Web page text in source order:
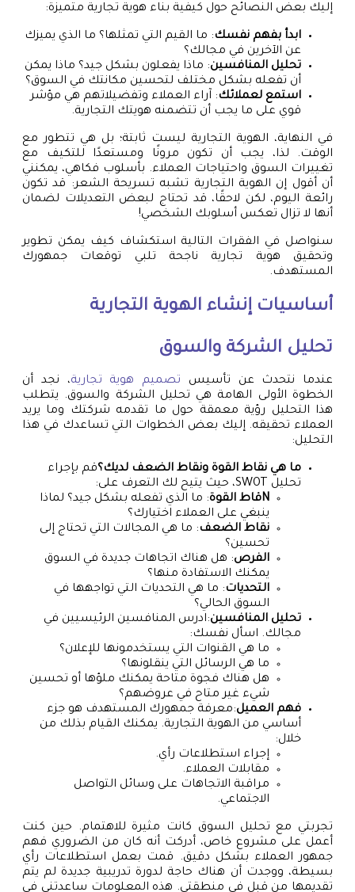
إليك بعض النصائح حول كيفية بناء هوية تجارية متميزة:
ابدأ بفهم نفسك: ما القيم التي تمثلها؟ ما الذي يميزك
عن الآخرين في مجالك؟
تحليل المنافسين: ماذا يفعلون بشكل جيد؟ ماذا يمكن
أن تفعله بشكل مختلف لتحسين مكانتك في السوق؟
استمع لعملائك: آراء العملاء وتفضيلاتهم هي مؤشر
قوي على ما يجب أن تتضمنه هويتك التجارية.
في النهاية، الهوية التجارية ليست ثابتة؛ بل هي تتطور مع
الوقت. لذا، يجب أن تكون مرونًا ومستعدًا للتكيف مع
تغييرات السوق واحتياجات العملاء. بأسلوب فكاهي، يمكنني
أن أقول إن الهوية التجارية تشبه تسريحة الشعر: قد تكون
رائعة اليوم، لكن لاحقًا، قد تحتاج لبعض التعديلات لضمان
أنها لا تزال تعكس أسلوبك الشخصي!
سنواصل في الفقرات التالية استكشاف كيف يمكن تطوير
وتحقيق هوية تجارية ناجحة تلبي توقعات جمهورك
المستهدف.
أساسيات إنشاء الهوية التجارية
تحليل الشركة والسوق
عندما نتحدث عن تأسيس تصميم هوية تجارية، نجد أن
الخطوة الأولى الهامة هي تحليل الشركة والسوق. يتطلب
هذا التحليل رؤية معمقة حول ما تقدمه شركتك وما يريد
العملاء تحقيقه. إليك بعض الخطوات التي تساعدك في هذا
التحليل:
ما هي نقاط القوة ونقاط الضعف لديك؟قم بإجراء
تحليل SWOT، حيث يتيح لك التعرف على:
Nقاط القوة
: ما الذي تفعله بشكل جيد؟ لماذا
ينبغي على العملاء اختيارك؟
نقاط الضعف: ما هي المجالات التي تحتاج إلى
تحسين؟
الفرص: هل هناك اتجاهات جديدة في السوق
يمكنك الاستفادة منها؟
التحديات: ما هي التحديات التي تواجهها في
السوق الحالي؟
تحليل المنافسين:ادرس المنافسين الرئيسيين في
مجالك. اسأل نفسك:
ما هي القنوات التي يستخدمونها للإعلان؟
ما هي الرسائل التي ينقلونها؟
هل هناك فجوة متاحة يمكنك ملؤها أو تحسين
شيء غير متاح في عروضهم؟
فهم العميل:معرفة جمهورك المستهدف هو جزء
أساسي من الهوية التجارية. يمكنك القيام بذلك من
خلال:
إجراء استطلاعات رأي.
مقابلات العملاء.
مراقبة الاتجاهات على وسائل التواصل
الاجتماعي.
تجربتي مع تحليل السوق كانت مثيرة للاهتمام. حين كنت
أعمل على مشروع خاص، أدركت أنه كان من الضروري فهم
جمهور العملاء بشكل دقيق. قمت بعمل استطلاعات رأي
بسيطة، ووجدت أن هناك حاجة لدورة تدريبية جديدة لم يتم
تقديمها من قبل في منطقتي. هذه المعلومات ساعدتني في